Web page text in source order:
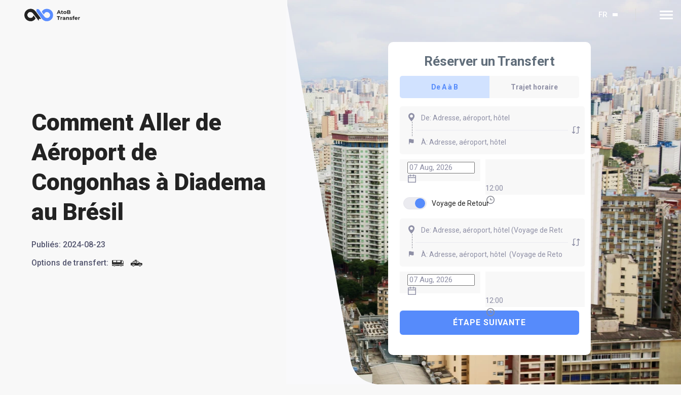
FR
Сomment Aller de
Aéroport de
Congonhas à Diadema
au Brésil
Publiés: 2024-08-23
Options de transfert:
Réserver un Transfert
De A à B Trajet horaire
12:00
Voyage de Retour
12:00
ÉTAPE SUIVANTE